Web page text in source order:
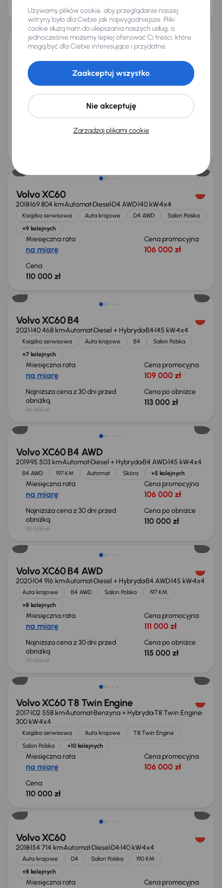
115 000 zł
Taniej o 5 000 zł
Volvo XC60 B5 AWD
111 567 kmAutomatBenzyna + HybrydaB5 AWD184 kW
Książka serwisowa
Salon Polska
+8 kolejnych
na miarę 116 000 zł
Najniższa cena z 30 dni przed
Cena po obniżce
Volvo XC60
2018169 804 kmAutomatDiesel D4 AWD140 kW4x4
Książka serwisowa Auta krajowe D4 AWD
Salon Polska
+9 kolejnych
Miesięczna rata
na miarę
Cena promocyjna
106 000 zł
Cena
110 000 zł
Volvo XC60 B4
2021140 468 kmAutomatDiesel + HybrydaB4145 kW4x4
Książka serwisowa Auta krajowe B4
Salon Polska
+7 kolejnych
Miesięczna rata
na miarę
Cena promocyjna
109 000 zł
Najniższa cena z 30 dni przed
obniżką
115 000 zł
Cena po obniżce
113 000 zł
Taniej o 2 000 zł
Volvo XC60 B4 AWD
201995 503 kmAutomatDiesel + HybrydaB4 AWD145 kW4x4
B4 AWD 197 KM Automat Skóra +5 kolejnych
Miesięczna rata
na miarę
Cena promocyjna
106 000 zł
Najniższa cena z 30 dni przed
obniżką
112 000 zł
Cena po obniżce
110 000 zł
Taniej o 2 000 zł
Volvo XC60 B4 AWD
2020104 916 kmAutomatDiesel + HybrydaB4 AWD145 kW4x4
Auta krajowe B4 AWD Salon Polska
197 KM
+8 kolejnych
Miesięczna rata
na miarę
Cena promocyjna
111 000 zł
Najniższa cena z 30 dni przed
obniżką
117 000 zł
Cena po obniżce
115 000 zł
Możliwość odliczenia VAT
Volvo XC60 T8 Twin Engine
2017102 558 kmAutomatBenzyna + HybrydaT8 Twin Engine
300 kW4x4
Książka serwisowa Auta krajowe
T8 Twin Engine
Salon Polska
+10 kolejnych
Miesięczna rata
na miarę
Cena promocyjna
106 000 zł
Cena
110 000 zł
Volvo XC60
2018154 714 kmAutomatDiesel D4140 kW4x4
Auta krajowe D4 Salon Polska
190 KM
+8 kolejnych
Miesięczna rata Cena promocyjna
Używamy plików cookie, aby przeglądanie naszej
witryny było dla Ciebie jak najwygodniejsze. Pliki
cookie służą nam do ulepszania naszych usług, a
jednocześnie możemy lepiej oferować Ci treści, które
mogą być dla Ciebie interesujące i przydatne.
Zarządzaj plikami cookie
Nie akceptuję
Zaakceptuj wszystko